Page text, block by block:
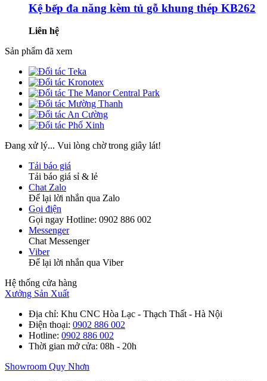
Kệ bếp đa năng kèm tủ gỗ khung thép KB262
Liên hệ
Sản phẩm đã xem
Đang xử lý... Vui lòng chờ trong giây lát!
Tải báo giá
Tải báo giá sỉ & lẻ
Chat Zalo
Để lại lời nhắn qua Zalo
Gọi điện
Gọi ngay Hotline: 0902 886 002
Messenger
Chat Messenger
Viber
Để lại lời nhắn qua Viber
Hệ thống cửa hàng
Xưởng Sản Xuất
Địa chỉ: Khu CNC Hòa Lạc - Thạch Thất - Hà Nội
Điện thoại: 0902 886 002
Hotline: 0902 886 002
Thời gian mở cửa: 08h - 20h
Showroom Quy Nhơn